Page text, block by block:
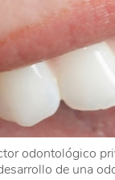
odontológico
de una